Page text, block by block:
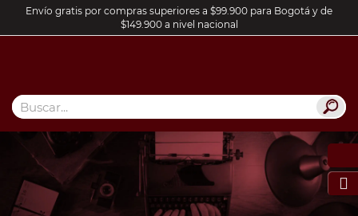
Envío gratis por compras superiores a $99.900 para Bogotá y de
$149.900 a nivel nacional
